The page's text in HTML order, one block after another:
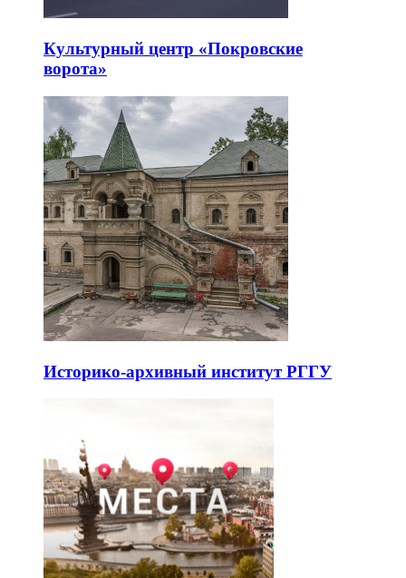
Культурный центр «Покровские
ворота»
Историко-архивный институт РГГУ